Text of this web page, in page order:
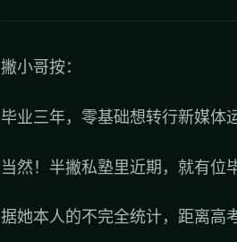
撇小哥按：
毕业三年，零基础想转行新媒体
当然！半撇私塾里近期，就有位
据她本人的不完全统计，距离高